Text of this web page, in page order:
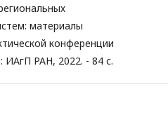
материалы
конференции
РАН, 2022. - 84 с.